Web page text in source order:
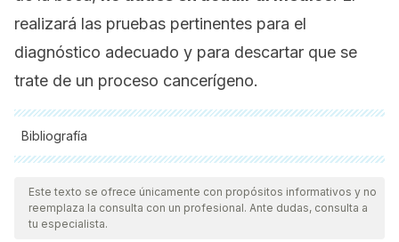
realizará las pruebas pertinentes para el
diagnóstico adecuado y para descartar que se
trate de un proceso cancerígeno.
Bibliografía
Todas las fuentes citadas fueron revisadas a profundidad por
nuestro equipo, para asegurar su calidad, confiabilidad,
vigencia y validez.La bibliografía de este artículo fue
Este texto se ofrece únicamente con propósitos informativos y no
reemplaza la consulta con un profesional. Ante dudas, consulta a
tu especialista.